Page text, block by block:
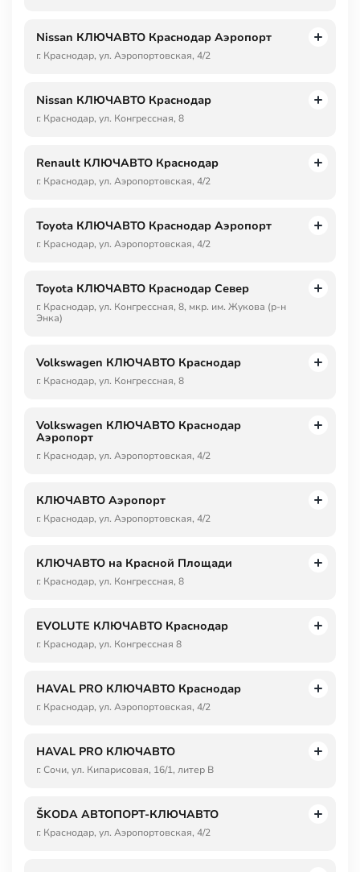
Nissan КЛЮЧАВТО Краснодар Аэропорт
г. Краснодар, ул. Аэропортовская, 4/2
Nissan КЛЮЧАВТО Краснодар
г. Краснодар, ул. Конгрессная, 8
Renault КЛЮЧАВТО Краснодар
г. Краснодар, ул. Аэропортовская, 4/2
Toyota КЛЮЧАВТО Краснодар Аэропорт
г. Краснодар, ул. Аэропортовская, 4/2
Toyota КЛЮЧАВТО Краснодар Север
г. Краснодар, ул. Конгрессная, 8, мкр. им. Жукова (р-н
Энка)
Volkswagen КЛЮЧАВТО Краснодар
г. Краснодар, ул. Конгрессная, 8
Volkswagen КЛЮЧАВТО Краснодар
Аэропорт
г. Краснодар, ул. Аэропортовская, 4/2
КЛЮЧАВТО Аэропорт
г. Краснодар, ул. Аэропортовская, 4/2
КЛЮЧАВТО на Красной Площади
г. Краснодар, ул. Конгрессная, 8
EVOLUTE КЛЮЧАВТО Краснодар
г. Краснодар, ул. Конгрессная 8
HAVAL PRO КЛЮЧАВТО Краснодар
г. Краснодар, ул. Аэропортовская, 4/2
HAVAL PRO КЛЮЧАВТО
г. Сочи, ул. Кипарисовая, 16/1, литер В
ŠKODA АВТОПОРТ-КЛЮЧАВТО
г. Краснодар, ул. Аэропортовская, 4/2